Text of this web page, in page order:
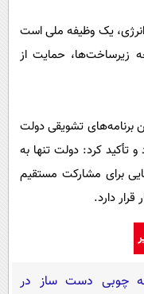
یک وظیفه ملی است
زیرساخت‌ها، حمایت از
برنامه‌های تشویقی دولت
تأکید کرد: دولت تنها به
برای مشارکت مستقیم
دارد.
چوبی دست ساز در